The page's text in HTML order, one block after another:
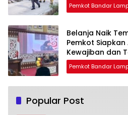
Pemkot Bandar
Belanja Naik
Pemkot
Kewajiban dan
Prioritas
Pemkot Bandar
Popular Post